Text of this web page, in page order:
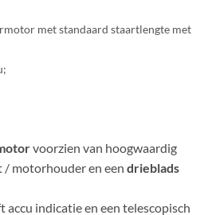
met standaard staartlengte met
voorzien van hoogwaardig
/ motorhouder en een drieblads
accu indicatie en een telescopisch